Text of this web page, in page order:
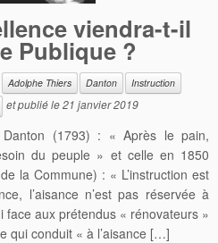
viendra-t-il
Publique ?
Adolphe Thiers Danton
Instruction
et publié le21 janvier 2019
(1793) : « Après le pain,
du peuple » et celle en 1850
la Commune) : « L’instruction est
l’aisance n’est pas réservée à
face aux prétendus « rénovateurs »
qui conduit « à l’aisance […]